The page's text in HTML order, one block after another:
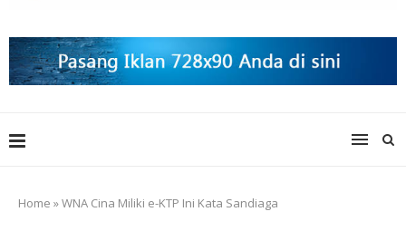
Home »WNA Cina Miliki e-KTP Ini Kata Sandiaga